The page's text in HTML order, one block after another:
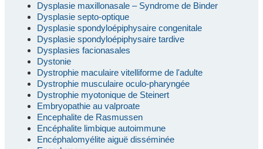
Dysplasie maxillonasale – Syndrome de Binder
Dysplasie septo-optique
Dysplasie spondyloépiphysaire congenitale
Dysplasie spondyloépiphysaire tardive
Dysplasies facionasales
Dystonie
Dystrophie maculaire vitelliforme de l'adulte
Dystrophie musculaire oculo-pharyngée
Dystrophie myotonique de Steinert
Embryopathie au valproate
Encephalite de Rasmussen
Encéphalite limbique autoimmune
Encéphalomyélite aiguë disséminée